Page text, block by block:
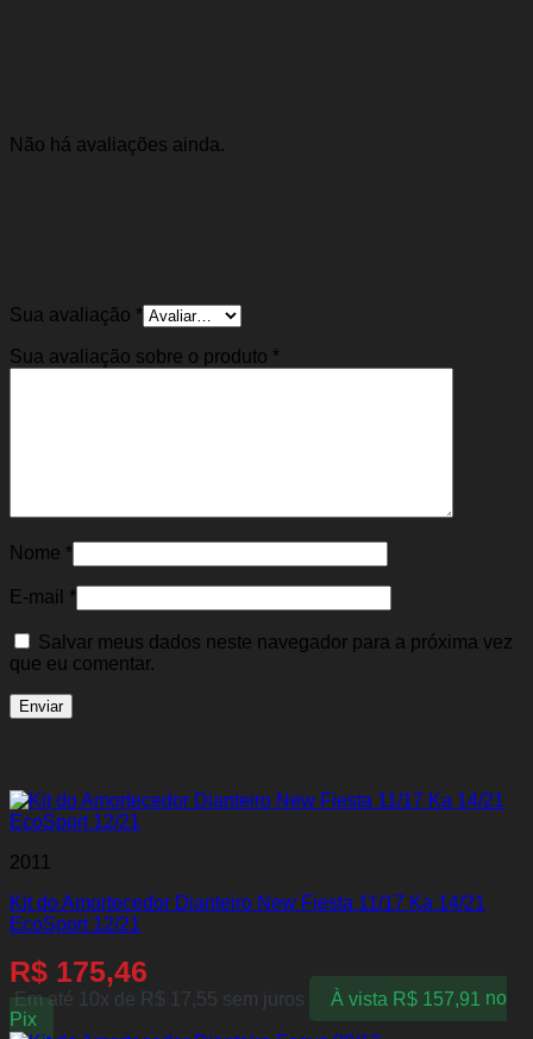
Não há avaliações ainda.
Sua avaliação *
Sua avaliação sobre o produto *
Nome *
E-mail *
Salvar meus dados neste navegador para a próxima vez
que eu comentar.
2011
Kit do Amortecedor Dianteiro New Fiesta 11/17 Ka 14/21
EcoSport 12/21
R$ 175,46
Em até 10x de R$ 17,55 sem juros À vista R$157,91 no
Pix